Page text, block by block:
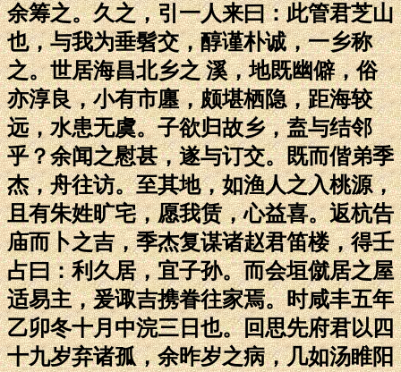
余筹之。久之，引一人来曰：此管君芝山
也，与我为垂髫交，醇谨朴诚，一乡称
之。世居海昌北乡之 溪，地既幽僻，俗
亦淳良，小有市廛，颇堪栖隐，距海较
远，水患无虞。子欲归故乡，盍与结邻
乎？余闻之慰甚，遂与订交。既而偕弟季
杰，舟往访。至其地，如渔人之入桃源，
且有朱姓旷宅，愿我赁，心益喜。返杭告
庙而卜之吉，季杰复谋诸赵君笛楼，得壬
占曰：利久居，宜子孙。而会垣僦居之屋
适易主，爰诹吉携眷往家焉。时咸丰五年
乙卯冬十月中浣三日也。回思先府君以四
十九岁弃诸孤，余昨岁之病，几如汤睢阳